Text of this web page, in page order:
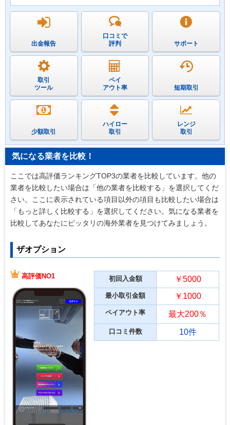
出金報告
口コミで
評判
サポート
取引
ツール
ペイ
アウト率
短期取引
少額取引
ハイロー
取引
レンジ
取引
気になる業者を比較！
ここでは高評価ランキングTOP3の業者を比較しています。他の
業者を比較したい場合は「他の業者を比較する」を選択してくだ
さい。ここに表示されている項目以外の項目も比較したい場合は
「もっと詳しく比較する」を選択してください。気になる業者を
比較してあなたにピッタリの海外業者を見つけてみましょう。
ザオプション
高評価NO1 初回入金額 ￥5000
最小取引金額 ￥1000
ペイアウト率 最大200％
口コミ件数 10件